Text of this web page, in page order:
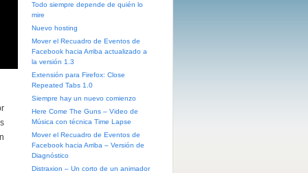
Todo siempre depende de quién lo
mire
Nuevo hosting
Mover el Recuadro de Eventos de
Facebook hacia Arriba actualizado a
la versión 1.3
Extensión para Firefox: Close
Repeated Tabs 1.0
Siempre hay un nuevo comienzo
Here Come The Guns – Video de
Música con técnica Time Lapse
Mover el Recuadro de Eventos de
Facebook hacia Arriba – Versión de
Diagnóstico
Distraxion – Un corto de un animador